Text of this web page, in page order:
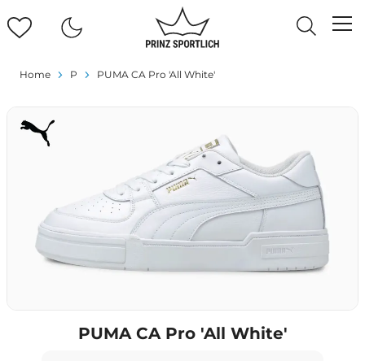
Home P PUMA CA Pro 'All White'
PUMA CA Pro 'All White'